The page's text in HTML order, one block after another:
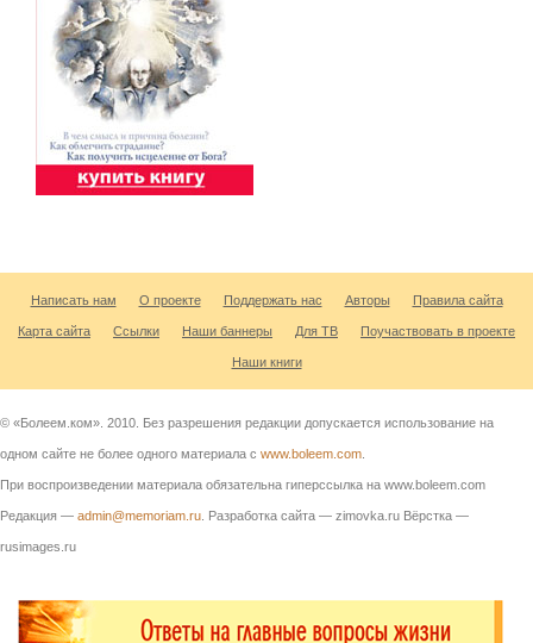
Написать нам О проекте Поддержать нас Авторы Правила сайта
Карта сайта Ссылки Наши баннеры Для ТВ Поучаствовать в проекте
Наши книги
© «Болеем.ком». 2010. Без разрешения редакции допускается использование на
одном сайте не более одного материала с www.boleem.com
При воспроизведении материала обязательна гиперссылка на www.boleem.com
Редакция — admin@memoriam.ru . Разработка сайта — zimovka.ru Вёрстка —
rusimages.ru